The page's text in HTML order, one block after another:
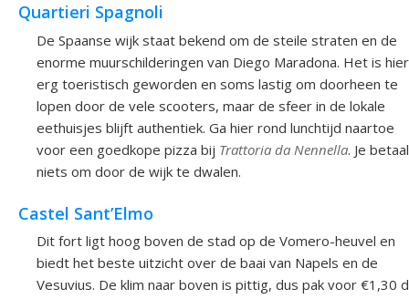
Quartieri Spagnoli
De Spaanse wijk staat bekend om de steile straten en de
enorme muurschilderingen van Diego Maradona. Het is hier
erg toeristisch geworden en soms lastig om doorheen te
lopen door de vele scooters, maar de sfeer in de lokale
eethuisjes blijft authentiek. Ga hier rond lunchtijd naartoe
voor een goedkope pizza bij Trattoria da Nennella. Je
niets om door de wijk te dwalen.
Castel Sant’Elmo
Dit fort ligt hoog boven de stad op de Vomero-heuvel en
biedt het beste uitzicht over de baai van Napels en de
Vesuvius. De klim naar boven is pittig, dus pak voor €1,30